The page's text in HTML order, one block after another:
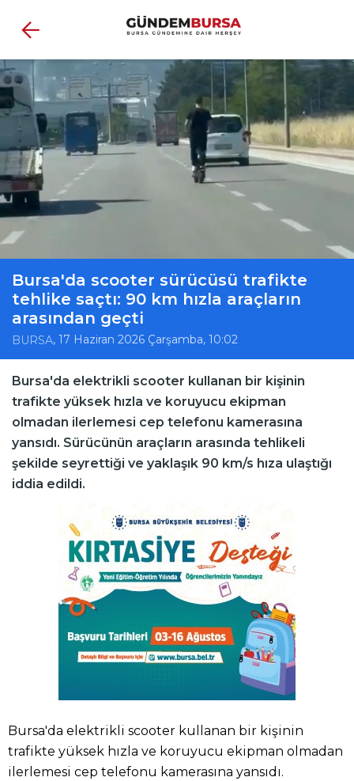
Bursa'da scooter sürücüsü trafikte
tehlike saçtı: 90 km hızla araçların
arasından geçti
BURSA, 17 Haziran 2026 Çarşamba, 10:02
Bursa'da elektrikli scooter kullanan bir kişinin
trafikte yüksek hızla ve koruyucu ekipman
olmadan ilerlemesi cep telefonu kamerasına
yansıdı. Sürücünün araçların arasında tehlikeli
şekilde seyrettiği ve yaklaşık 90 km/s hıza ulaştığı
iddia edildi.
Bursa'da elektrikli scooter kullanan bir kişinin
trafikte yüksek hızla ve koruyucu ekipman olmadan
ilerlemesi cep telefonu kamerasına yansıdı.